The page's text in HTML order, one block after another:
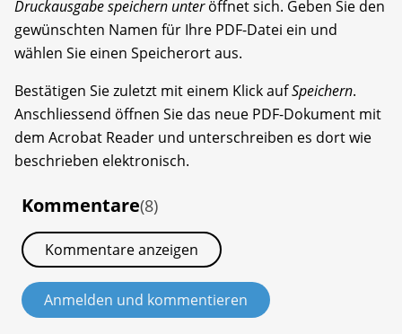
Druckausgabe speichern unteröffnet sich. Geben Sie den
gewünschten Namen für Ihre PDF-Datei ein und
wählen Sie einen Speicherort aus.
Bestätigen Sie zuletzt mit einem Klick aufSpeichern.
Anschliessend öffnen Sie das neue PDF-Dokument mit
dem Acrobat Reader und unterschreiben es dort wie
beschrieben elektronisch.
Kommentare(8)
Kommentare anzeigen
Anmelden und kommentieren